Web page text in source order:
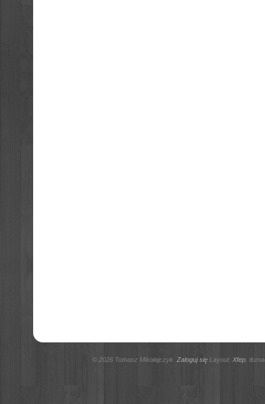
© 2026 Tomasz Mikołajczyk. Zaloguj sięLayout: Xfep,